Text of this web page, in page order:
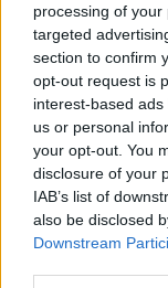
processing of
targeted
section to confirm
opt-out request is
interest-based
us or personal
your opt-out. You
disclosure of your
IAB’s list of
also be disclosed
Downstream
Aukció helye: II.
Tételszám: 21
Eladó